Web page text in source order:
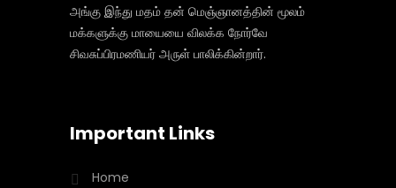
அங்கு இந்து மதம் தன் மெஞ்ஞானத்தின் மூலம்
மக்களுக்கு மாயையை விலக்க நோர்வே
சிவசுப்பிரமணியர் அருள் பாலிக்கின்றார்.
Important Links
Home